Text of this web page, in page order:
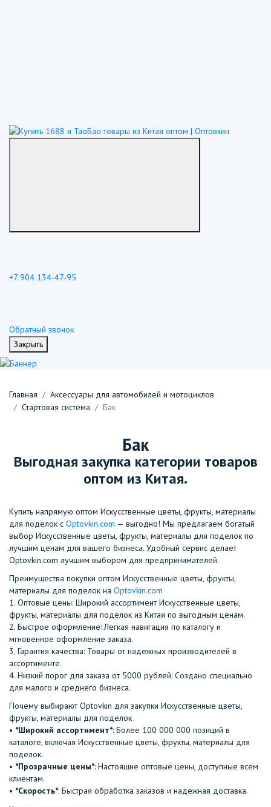
+7 904 134-47-95
Обратный звонок
Закрыть
Главная
Аксессуары для автомобилей и мотоциклов
Стартовая система
Бак
Бак
Выгодная закупка категории товаров
оптом из Китая.
Купить напрямую оптом Искусственные цветы, фрукты, материалы
для поделок с Optovkin.com — выгодно! Мы предлагаем богатый
выбор Искусственные цветы, фрукты, материалы для поделок по
лучшим ценам для вашего бизнеса. Удобный сервис делает
Optovkin.com лучшим выбором для предпринимателей.
Преимущества покупки оптом Искусственные цветы, фрукты,
материалы для поделок на Optovkin.com
1.⁠ ⁠Оптовые цены: Широкий ассортимент Искусственные цветы,
фрукты, материалы для поделок из Китая по выгодным ценам.
2.⁠ ⁠Быстрое оформление: Легкая навигация по каталогу и
мгновенное оформление заказа.
3.⁠ ⁠Гарантия качества: Товары от надежных производителей в
ассортименте.
4.⁠ ⁠Низкий порог для заказа от 5000 рублей: Создано специально
для малого и среднего бизнеса.
Почему выбирают Optovkin для закупки Искусственные цветы,
фрукты, материалы для поделок
•⁠ ⁠ *Широкий ассортимент*: Более 100 000 000 позиций в
каталоге, включая Искусственные цветы, фрукты, материалы для
поделок.
•⁠ ⁠ *Прозрачные цены*: Настоящие оптовые цены, доступные всем
клиентам.
•⁠ ⁠ *Скорость*: Быстрая обработка заказов и надежная доставка.